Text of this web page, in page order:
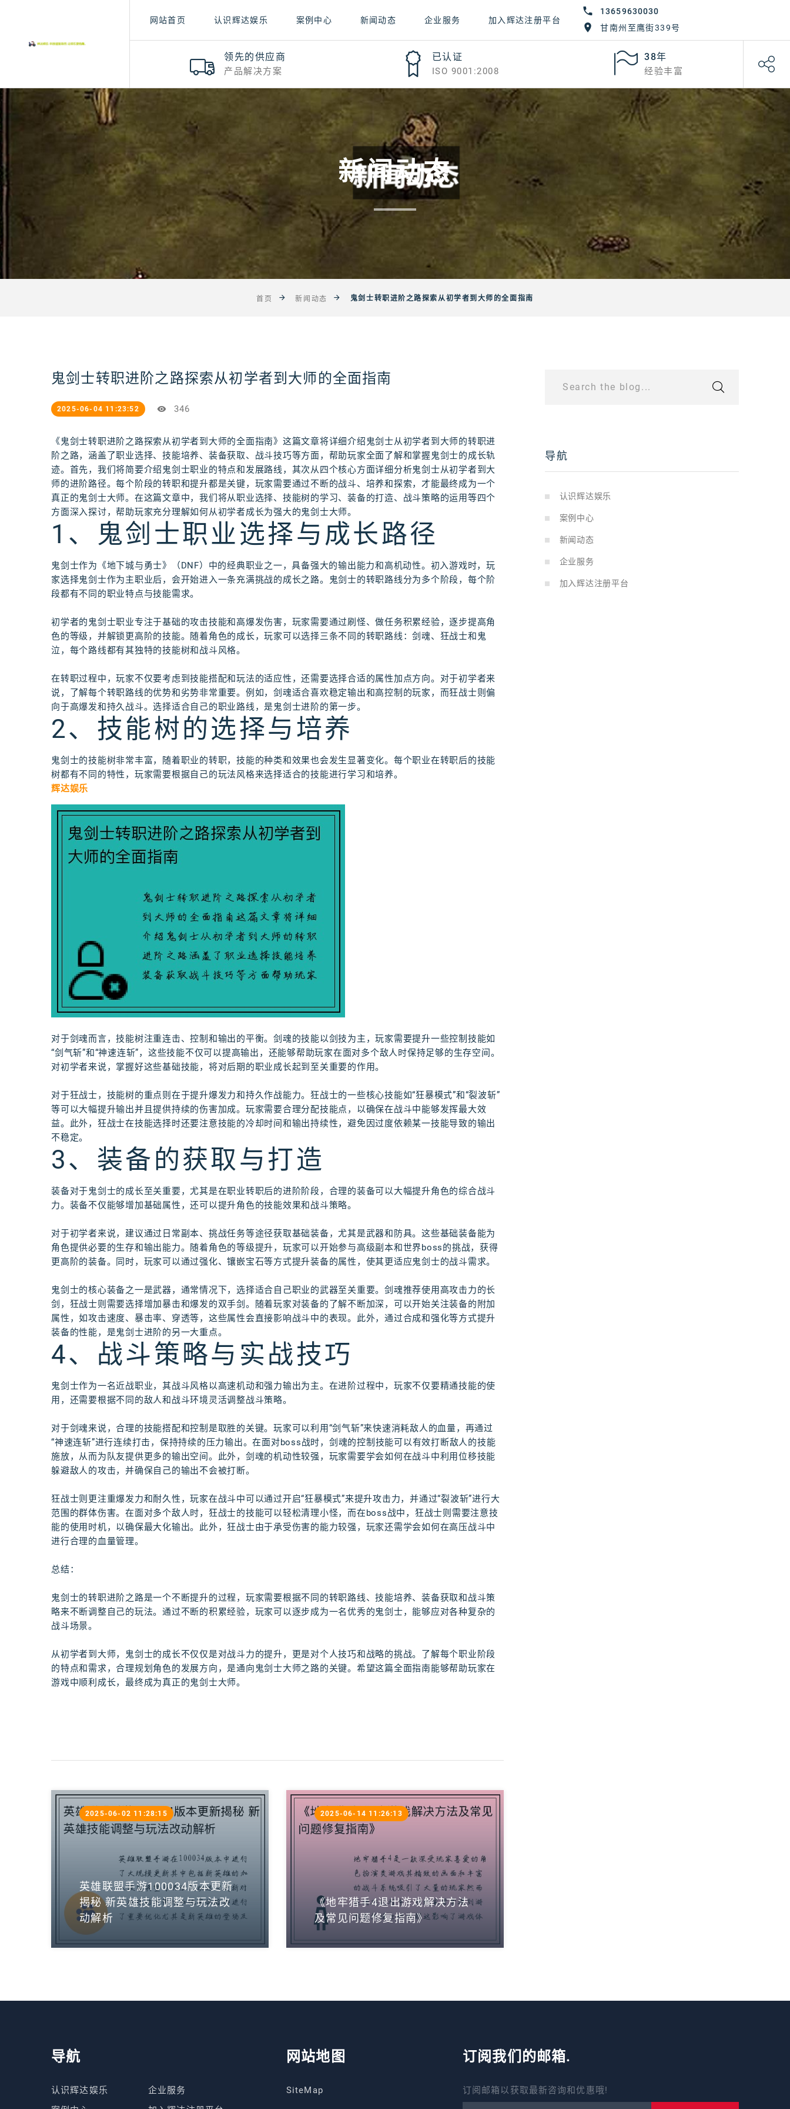
13659630030
甘南州至鹰街339号
网站首页 认识辉达娱乐 案例中心 新闻动态 企业服务 加入辉达注册平台
领先的供应商
产品解决方案
已认证
ISO 9001:2008
38年
经验丰富
新闻动态
首页 新闻动态 鬼剑士转职进阶之路探索从初学者到大师的全面指南
鬼剑士转职进阶之路探索从初学者到大师的全面指南
2025-06-04 11:23:52 346
《鬼剑士转职进阶之路探索从初学者到大师的全面指南》这篇文章将详细介绍鬼剑士从初学者到大师的转职进
阶之路，涵盖了职业选择、技能培养、装备获取、战斗技巧等方面，帮助玩家全面了解和掌握鬼剑士的成长轨
迹。首先，我们将简要介绍鬼剑士职业的特点和发展路线，其次从四个核心方面详细分析鬼剑士从初学者到大
师的进阶路径。每个阶段的转职和提升都是关键，玩家需要通过不断的战斗、培养和探索，才能最终成为一个
真正的鬼剑士大师。在这篇文章中，我们将从职业选择、技能树的学习、装备的打造、战斗策略的运用等四个
方面深入探讨，帮助玩家充分理解如何从初学者成长为强大的鬼剑士大师。
1、鬼剑士职业选择与成长路径
鬼剑士作为《地下城与勇士》（DNF）中的经典职业之一，具备强大的输出能力和高机动性。初入游戏时，玩
家选择鬼剑士作为主职业后，会开始进入一条充满挑战的成长之路。鬼剑士的转职路线分为多个阶段，每个阶
段都有不同的职业特点与技能需求。
初学者的鬼剑士职业专注于基础的攻击技能和高爆发伤害，玩家需要通过刷怪、做任务积累经验，逐步提高角
色的等级，并解锁更高阶的技能。随着角色的成长，玩家可以选择三条不同的转职路线：剑魂、狂战士和鬼
泣，每个路线都有其独特的技能树和战斗风格。
在转职过程中，玩家不仅要考虑到技能搭配和玩法的适应性，还需要选择合适的属性加点方向。对于初学者来
说，了解每个转职路线的优势和劣势非常重要。例如，剑魂适合喜欢稳定输出和高控制的玩家，而狂战士则偏
向于高爆发和持久战斗。选择适合自己的职业路线，是鬼剑士进阶的第一步。
2、技能树的选择与培养
鬼剑士的技能树非常丰富，随着职业的转职，技能的种类和效果也会发生显著变化。每个职业在转职后的技能
树都有不同的特性，玩家需要根据自己的玩法风格来选择适合的技能进行学习和培养。
辉达娱乐
对于剑魂而言，技能树注重连击、控制和输出的平衡。剑魂的技能以剑技为主，玩家需要提升一些控制技能如
“剑气斩”和“神速连斩”，这些技能不仅可以提高输出，还能够帮助玩家在面对多个敌人时保持足够的生存空间。
对初学者来说，掌握好这些基础技能，将对后期的职业成长起到至关重要的作用。
对于狂战士，技能树的重点则在于提升爆发力和持久作战能力。狂战士的一些核心技能如“狂暴模式”和“裂波斩”
等可以大幅提升输出并且提供持续的伤害加成。玩家需要合理分配技能点，以确保在战斗中能够发挥最大效
益。此外，狂战士在技能选择时还要注意技能的冷却时间和输出持续性，避免因过度依赖某一技能导致的输出
不稳定。
3、装备的获取与打造
装备对于鬼剑士的成长至关重要，尤其是在职业转职后的进阶阶段，合理的装备可以大幅提升角色的综合战斗
力。装备不仅能够增加基础属性，还可以提升角色的技能效果和战斗策略。
对于初学者来说，建议通过日常副本、挑战任务等途径获取基础装备，尤其是武器和防具。这些基础装备能为
角色提供必要的生存和输出能力。随着角色的等级提升，玩家可以开始参与高级副本和世界boss的挑战，获得
更高阶的装备。同时，玩家可以通过强化、镶嵌宝石等方式提升装备的属性，使其更适应鬼剑士的战斗需求。
鬼剑士的核心装备之一是武器，通常情况下，选择适合自己职业的武器至关重要。剑魂推荐使用高攻击力的长
剑，狂战士则需要选择增加暴击和爆发的双手剑。随着玩家对装备的了解不断加深，可以开始关注装备的附加
属性，如攻击速度、暴击率、穿透等，这些属性会直接影响战斗中的表现。此外，通过合成和强化等方式提升
装备的性能，是鬼剑士进阶的另一大重点。
4、战斗策略与实战技巧
鬼剑士作为一名近战职业，其战斗风格以高速机动和强力输出为主。在进阶过程中，玩家不仅要精通技能的使
用，还需要根据不同的敌人和战斗环境灵活调整战斗策略。
对于剑魂来说，合理的技能搭配和控制是取胜的关键。玩家可以利用“剑气斩”来快速消耗敌人的血量，再通过
“神速连斩”进行连续打击，保持持续的压力输出。在面对boss战时，剑魂的控制技能可以有效打断敌人的技能
施放，从而为队友提供更多的输出空间。此外，剑魂的机动性较强，玩家需要学会如何在战斗中利用位移技能
躲避敌人的攻击，并确保自己的输出不会被打断。
狂战士则更注重爆发力和耐久性，玩家在战斗中可以通过开启“狂暴模式”来提升攻击力，并通过“裂波斩”进行大
范围的群体伤害。在面对多个敌人时，狂战士的技能可以轻松清理小怪，而在boss战中，狂战士则需要注意技
能的使用时机，以确保最大化输出。此外，狂战士由于承受伤害的能力较强，玩家还需学会如何在高压战斗中
进行合理的血量管理。
总结：
鬼剑士的转职进阶之路是一个不断提升的过程，玩家需要根据不同的转职路线、技能培养、装备获取和战斗策
略来不断调整自己的玩法。通过不断的积累经验，玩家可以逐步成为一名优秀的鬼剑士，能够应对各种复杂的
战斗场景。
从初学者到大师，鬼剑士的成长不仅仅是对战斗力的提升，更是对个人技巧和战略的挑战。了解每个职业阶段
的特点和需求，合理规划角色的发展方向，是通向鬼剑士大师之路的关键。希望这篇全面指南能够帮助玩家在
游戏中顺利成长，最终成为真正的鬼剑士大师。
英雄联盟手游100034版本更新
揭秘 新英雄技能调整与玩法改
动解析
2025-06-02 11:28:15
《地牢猎手4退出游戏解决方法
及常见问题修复指南》
2025-06-14 11:26:13
Search the blog...
导航
认识辉达娱乐
案例中心
新闻动态
企业服务
加入辉达注册平台
导航
认识辉达娱乐
企业服务
网站地图
SiteMap
订阅我们的邮箱.
订阅邮箱以获取最新咨询和优惠哦!